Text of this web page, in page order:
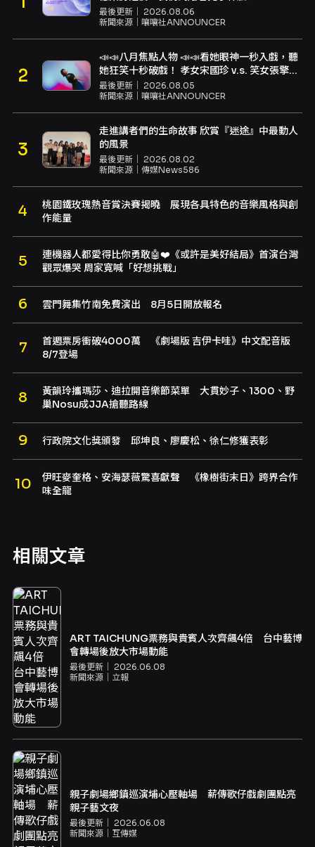
最後更新｜ 2026.08.06
新聞來源｜ 嚷嚷社ANNOUNCER
📣📣八月焦點人物 📣📣看她眼神一秒入戲，聽
她狂笑十秒破戲！ 孝女宋國珍 v.s. 笑女張擎
佳：本是同根生，相約壓車別太急
最後更新｜ 2026.08.05
新聞來源｜ 嚷嚷社ANNOUNCER
走進講者們的生命故事 欣賞『迷途』中最動人
的風景
最後更新｜ 2026.08.02
新聞來源｜ 傳媒News586
桃園鐵玫瑰熱音賞決賽揭曉 展現各具特色的音樂風格與創
作能量
連機器人都愛得比你勇敢🤖❤️《或許是美好結局》首演台灣
觀眾爆哭 周家寬喊「好想挑戰」
雲門舞集竹南免費演出 8月5日開放報名
首週票房衝破4000萬 《劇場版 吉伊卡哇》中文配音版
8/7登場
黃韻玲攜瑪莎、迪拉開音樂節菜單 大貫妙子、1300、野
巢Nosu成JJA搶聽路線
行政院文化獎頒發 邱坤良、廖慶松、徐仁修獲表彰
伊旺麥奎格、安海瑟薇驚喜獻聲 《橡樹街末日》跨界合作
味全龍
相關文章
ART TAICHUNG票務與貴賓人次齊飆4倍 台中藝博
會轉場後放大市場動能
最後更新｜ 2026.06.08
新聞來源｜ 立報
親子劇場鄉鎮巡演埔心壓軸場 薪傳歌仔戲劇團點亮
親子藝文夜
最後更新｜ 2026.06.08
新聞來源｜ 互傳媒